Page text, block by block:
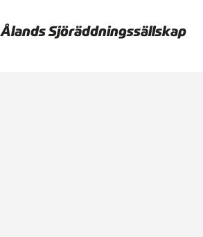
Ålands Sjöräddningssällskap